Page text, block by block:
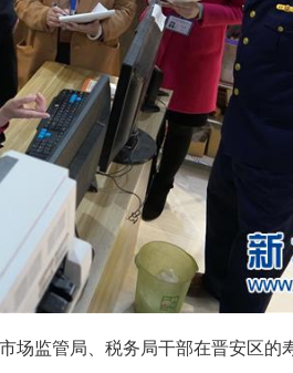
场监管局、税务局干部在晋安区的